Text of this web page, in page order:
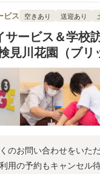
ビス 空きあり 送迎あり
サービス＆学校
見川花園（ブリ
のお問い合わせをいた
用の予約もキャンセル